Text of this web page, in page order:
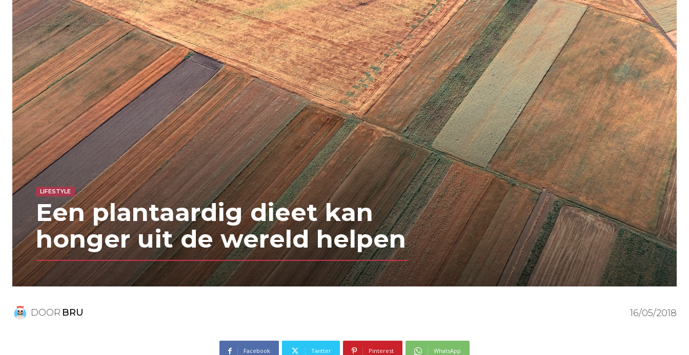
LIFESTYLE
Een plantaardig dieet kan
honger uit de wereld helpen
DOOR BRU 16/05/2018
Facebook Twitter Pinterest WhatsApp